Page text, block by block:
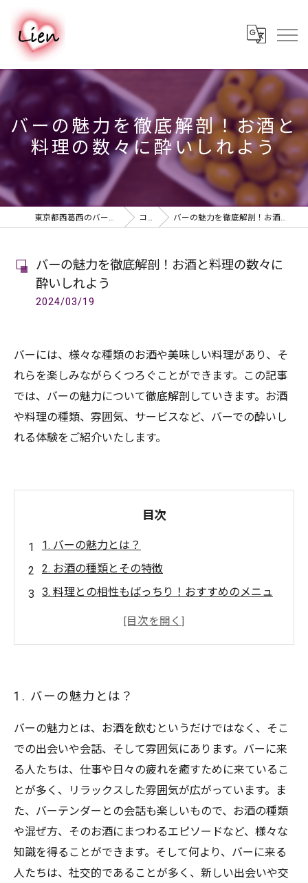
バーの魅力を徹底解剖！お酒と
料理の数々に酔いしれよう
東京都西葛西のバーならPUB & BAR Lien コラム バーの魅力を徹底解剖！お酒と料理の数々に酔いしれよう
バーの魅力を徹底解剖！お酒と料理の数々に
酔いしれよう
2024/03/19
バーには、様々な種類のお酒や美味しい料理があり、そ
れらを楽しみながらくつろぐことができます。この記事
では、バーの魅力について徹底解剖していきます。お酒
や料理の種類、雰囲気、サービスなど、バーでの酔いし
れる体験をご紹介いたします。
目次
1. バーの魅力とは？
2. お酒の種類とその特徴
3. 料理との相性もばっちり！おすすめのメニュ
1. バーの魅力とは？
バーの魅力とは、お酒を飲むというだけではなく、そこ
での出会いや会話、そして雰囲気にあります。バーに来
る人たちは、仕事や日々の疲れを癒すために来ているこ
とが多く、リラックスした雰囲気が広がっています。ま
た、バーテンダーとの会話も楽しいもので、お酒の種類
や混ぜ方、そのお酒にまつわるエピソードなど、様々な
知識を得ることができます。そして何より、バーに来る
人たちは、社交的であることが多く、新しい出会いや交